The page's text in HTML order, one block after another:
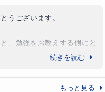
えのご家庭
を、私自身大変光栄に思っ
り申し上げます。
うございます。
、勉強をお教えする側にと
大きく伸びてきたご様子
ね。
続きを読む
もっと見る